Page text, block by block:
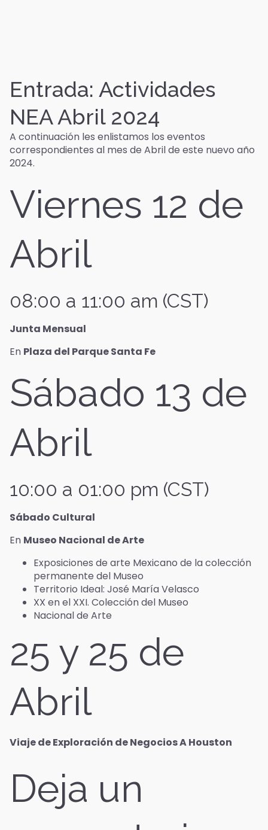
Entrada: Actividades
NEA Abril 2024
A continuación les enlistamos los eventos
correspondientes al mes de Abril de este nuevo año
2024.
Viernes 12 de
Abril
08:00 a 11:00 am (CST)
Junta Mensual
En Plaza del Parque Santa Fe
Sábado 13 de
Abril
10:00 a 01:00 pm (CST)
Sábado Cultural
En Museo Nacional de Arte
Exposiciones de arte Mexicano de la colección
permanente del Museo
Territorio Ideal: José María Velasco
XX en el XXI. Colección del Museo
Nacional de Arte
25 y 25 de
Abril
Viaje de Exploración de Negocios A Houston
Deja un